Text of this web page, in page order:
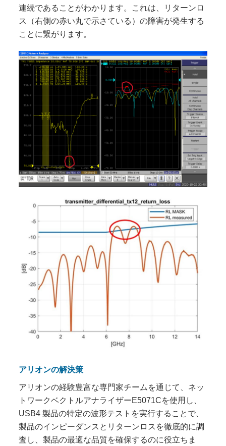
連続であることがわかります。これは、リターンロ
ス（右側の赤い丸で示さている）の障害が発生する
ことに繋がります。
アリオンの解決策
アリオンの経験豊富な専門家チームを通じて、ネッ
トワークベクトルアナライザーE5071Cを使用し、
USB4 製品の特定の波形テストを実行することで、
製品のインピーダンスとリターンロスを徹底的に調
査し、製品の最適な品質を確保するのに役立ちま